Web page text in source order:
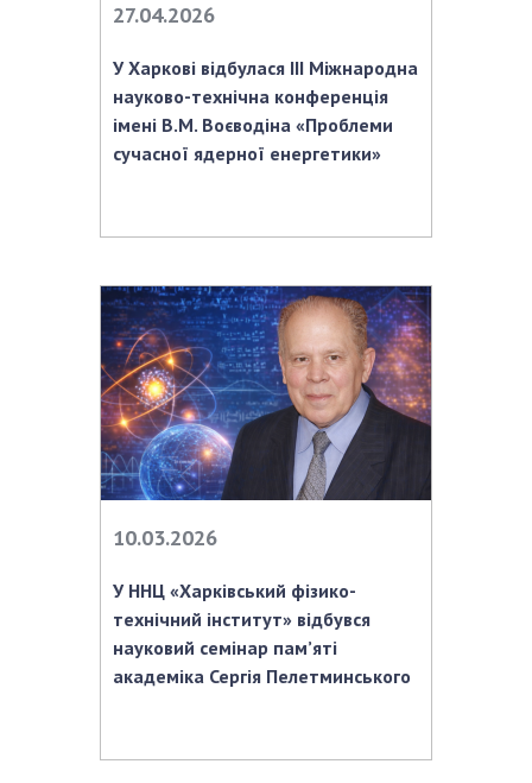
Державний бюджет НАН України
Вибори до складу НАН України
Бланки документів
НОВИНИ
НАУКОВІ ВИДАННЯ
МЕДІА ПРО НАС
АКАДЕМІЯ КОМЕНТУЄ
КОНТАКТИ
ПРОФСПІЛКА НАН УКРАЇНИ
КАБІНЕТ
27.04.2026
У Харкові відбулася ІІІ Міжнародна
науково-технічна конференція
імені В.М. Воєводіна «Проблеми
сучасної ядерної енергетики»
10.03.2026
У ННЦ «Харківський фізико-
технічний інститут» відбувся
науковий семінар пам’яті
академіка Сергія Пелетминського